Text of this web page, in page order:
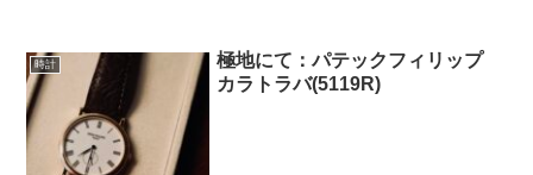
時計
極地にて：パテックフィリップ
カラトラバ(5119R)